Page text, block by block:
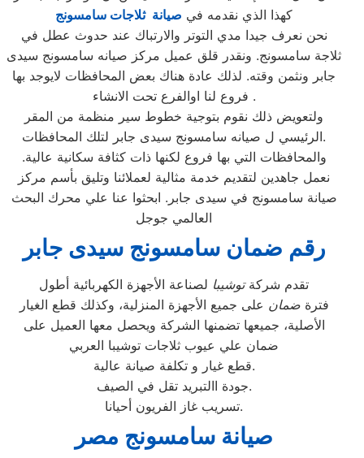
كهذا الذي نقدمه في صيانة ثلاجات سامسونج
نحن نعرف جيدا مدي التوتر والارتباك عند حدوث عطل في
ثلاجة سامسونج. ونقدر قلق عميل مركز صيانه سامسونج سيدى
جابر ونثمن وقته. لذلك عادة هناك بعض المحافظات لايوجد بها
فروع لنا اوالفرع تحت الانشاء .
ولتعويض ذلك نقوم بتوجية خطوط سير منظمة من المقر
الرئيسي ل صيانه سامسونج سيدى جابر لتلك المحافظات.
والمحافظات التي بها فروع لكنها ذات كثافة سكانية عالية.
نعمل جاهدين لتقديم خدمة مثالية لعملائنا وتليق بأسم مركز
صيانة سامسونج في سيدى جابر. ابحثوا عنا علي محرك البحث
العالمي جوجل
رقم ضمان سامسونج سيدى جابر
تقدم شركةتوشيبا لصناعة الأجهزة الكهربائية أطول
فترةضمان على جميع الأجهزة المنزلية، وكذلك قطع الغيار
الأصلية، جميعها تضمنها الشركة ويحصل معها العميل على
ضمان علي عيوب ثلاجات توشيبا العربي
قطع غيار و تكلفة صيانة عالية.
جودة االتبريد تقل في الصيف.
تسريب غاز الفريون أحيانا.
صيانة سامسونج مصر